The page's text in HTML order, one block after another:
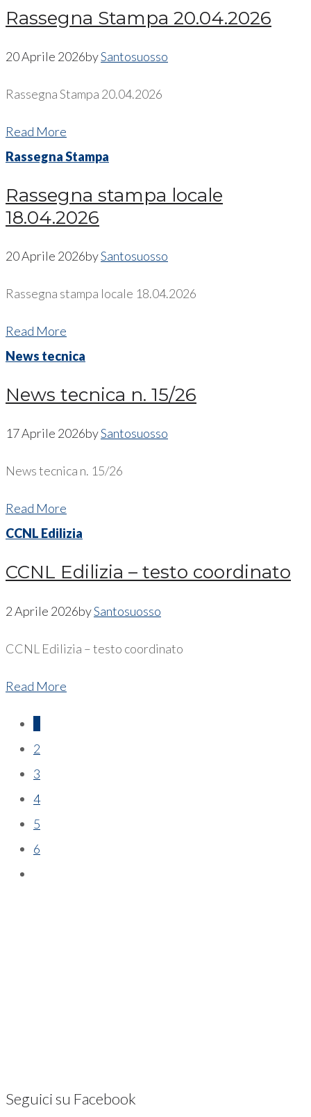
Rassegna Stampa 20.04.2026
20 Aprile 2026bySantosuosso
Rassegna Stampa 20.04.2026
Read More
Rassegna Stampa
Rassegna stampa locale
18.04.2026
20 Aprile 2026bySantosuosso
Rassegna stampa locale 18.04.2026
Read More
News tecnica
News tecnica n. 15/26
17 Aprile 2026bySantosuosso
News tecnica n. 15/26
Read More
CCNL Edilizia
CCNL Edilizia – testo coordinato
2 Aprile 2026bySantosuosso
CCNL Edilizia – testo coordinato
Read More
2
3
4
5
6
Seguici su Facebook